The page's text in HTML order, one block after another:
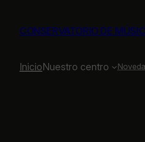
contenido
CONSERVATORIO DE
InicioNuestro centro